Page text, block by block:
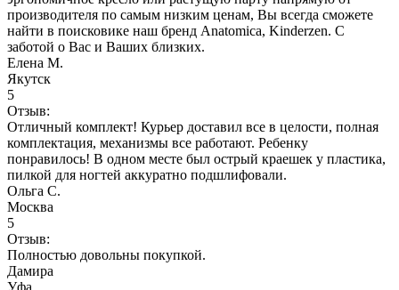
производителя по самым низким ценам, Вы всегда сможете
найти в поисковике наш бренд Anatomica, Kinderzen. С
заботой о Вас и Ваших близких.
Елена М.
Якутск
5
Отзыв:
Отличный комплект! Курьер доставил все в целости, полная
комплектация, механизмы все работают. Ребенку
понравилось! В одном месте был острый краешек у пластика,
пилкой для ногтей аккуратно подшлифовали.
Ольга С.
Москва
5
Отзыв:
Полностью довольны покупкой.
Дамира
Уфа